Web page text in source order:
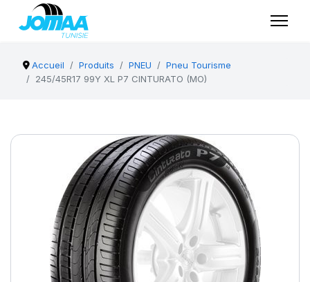
Accueil Produits PNEU
Pneu Tourisme
245/45R17 99Y XL P7 CINTURATO (MO)